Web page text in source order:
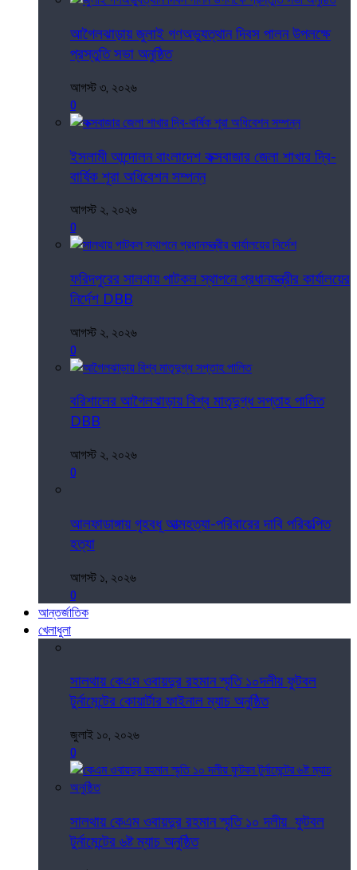
আগৈলঝাড়ায় জুলাই গণঅভ্যুত্থান দিবস পালন উপলক্ষে
প্রস্তুতি সভা অনুষ্ঠিত
আগস্ট ৩, ২০২৬
0
ইসলামী আন্দোলন বাংলাদেশ কক্সবাজার জেলা শাখার দ্বি-
বার্ষিক শূরা অধিবেশন সম্পন্ন
আগস্ট ২, ২০২৬
0
ফরিদপুরের সালথায় পাটকল স্থাপনে প্রধানমন্ত্রীর কার্যালয়ের
নির্দেশ DBB
আগস্ট ২, ২০২৬
0
বরিশালের আগৈলঝাড়ায় বিশ্ব মাতৃদুগ্ধ সপ্তাহ পালিত
DBB
আগস্ট ২, ২০২৬
0
আলফাডাঙ্গায় গৃহবধূ আত্মহত্যা-পরিবারের দাবি পরিকল্পিত
হত্যা
আগস্ট ১, ২০২৬
0
আন্তর্জাতিক
খেলাধুলা
সালথায় কেএম ওবায়দুর রহমান স্মৃতি ১০দলীয় ফুটবল
টুর্নামেন্টের কোয়ার্টার ফাইনাল ম্যাচ অনুষ্ঠিত
জুলাই ১০, ২০২৬
0
সালথায় কেএম ওবায়দুর রহমান স্মৃতি ১০ দলীয় ফুটবল
টুর্নামেন্টের ৬ষ্ট ম্যাচ অনুষ্ঠিত